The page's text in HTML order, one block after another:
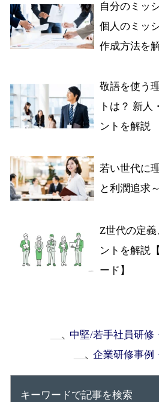
自分のミッ
個人のミッ
作成方法を
敬語を使う
トは？ 新人
ントを解説
若い世代に
と利潤追求
Z世代の定
ントを解説
ード】
中堅/若手社員研修
企業研修事例
キーワードで記事を検索